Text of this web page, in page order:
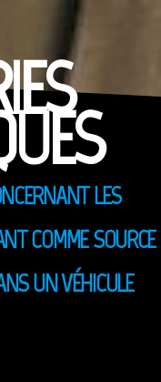
LES
COMME SOURCE
UN VÉHICULE